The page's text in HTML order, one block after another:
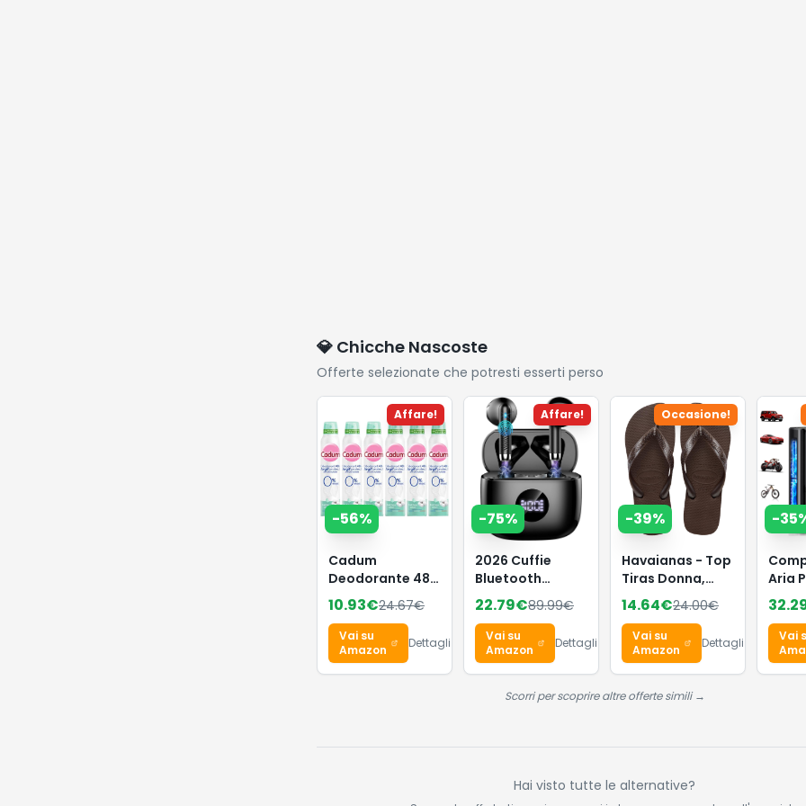
💎 Chicche Nascoste
Offerte selezionate che potresti esserti perso
Affare!
-56%
Cadum
Deodorante 48h
Argil'Protect
Freschezza
Cotone,
Confezione da 6
x 200 ml
10.93€24.67€
Vai su
Amazon
Dettagli
Affare!
-75%
2026 Cuffie
Bluetooth
Auricolari
Bluetooth 5.4,
HiFi Stereo
Cuffie Wireless
22.79€89.99€
Vai su
Amazon
Dettagli
Occasione!
-39%
Havaianas - Top
Tiras Donna,
Infradito
14.64€24.00€
Vai su
Amazon
Dettagli
-35
Aria
Auto
perVai
Scorri per scoprire altre offerte simili →
Hai visto tutte le alternative?